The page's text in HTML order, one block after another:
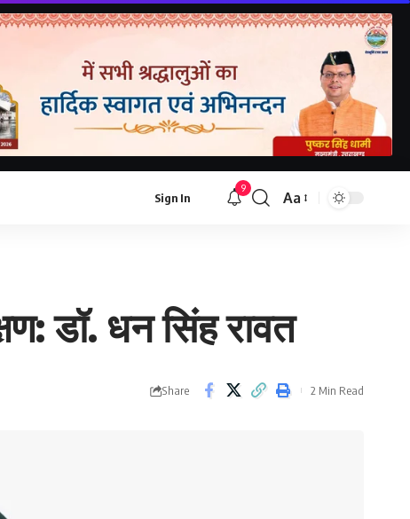
Sign In
9
Font
Aa
डॉ. धन सिंह रावत
Share 2 Min Read